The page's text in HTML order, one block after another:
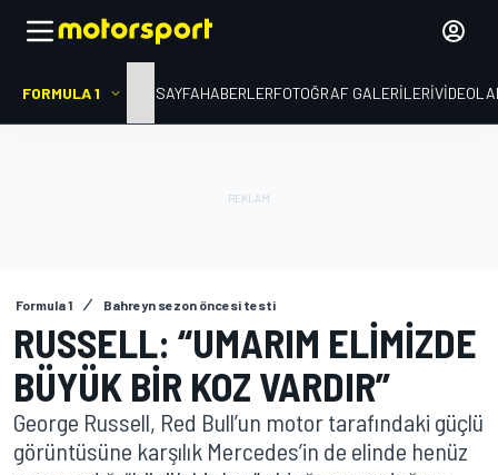
FORMULA 1 ANA SAYFAHABERLERFOTOĞRAF GALERILERI
Formula 1 Bahreyn sezon öncesi testi
RUSSELL: “UMARIM ELIMIZDE
BÜYÜK BIR KOZ VARDIR”
George Russell, Red Bull’un motor tarafındaki güçlü
görüntüsüne karşılık Mercedes’in de elinde henüz